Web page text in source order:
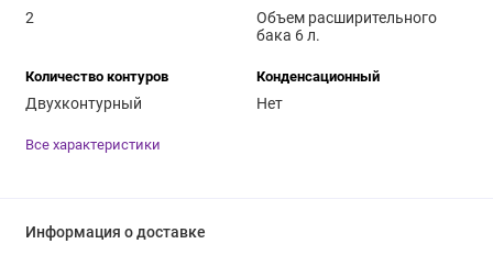
2
Объем расширительного
бака 6 л.
Количество контуров
Двухконтурный
Конденсационный
Нет
Все характеристики
Информация о доставке